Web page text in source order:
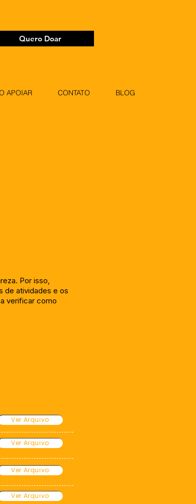
APOIAR CONTATO BLOG
Quero Doar
Por isso,
de atividades e os
verificar como
Ver Arquivo
Ver Arquivo
Ver Arquivo
Ver Arquivo